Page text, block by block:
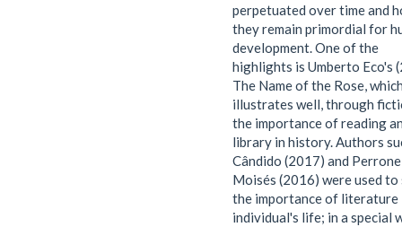
perpetuated over time and
they remain primordial for
development. One of the
highlights is Umberto Eco's
The Name of the Rose,
illustrates well, through
the importance of reading
library in history. Authors
Cândido (2017) and
Moisés (2016) were used to
the importance of literature
individual's life; in a special